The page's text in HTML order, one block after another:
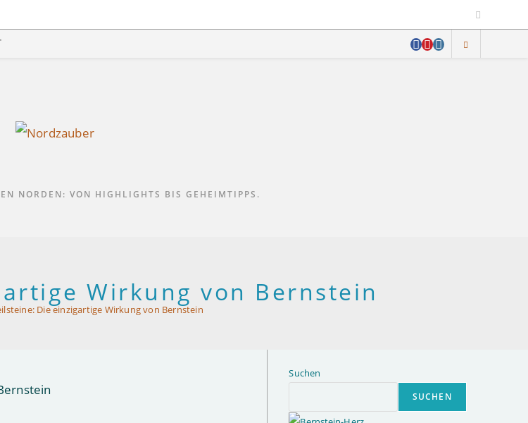
NORDEN: VON HIGHLIGHTS BIS GEHEIMTIPPS.
Wirkung von Bernstein
Die einzigartige Wirkung von Bernstein
Suchen
SUCHEN